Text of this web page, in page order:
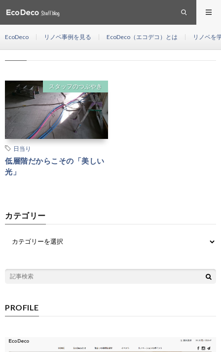
EcoDeco リノベ事例を見る EcoDeco（エコデコ）とは リノベを
HOME 自然光
スタッフのつぶやき
日当り
低層階だからこその「美しい
光」
カテゴリー
PROFILE